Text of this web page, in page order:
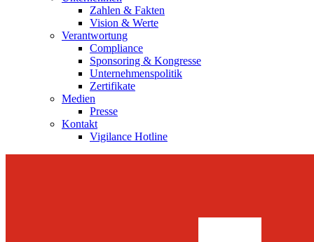
Zahlen & Fakten
Vision & Werte
Verantwortung
Compliance
Sponsoring & Kongresse
Unternehmenspolitik
Zertifikate
Medien
Presse
Kontakt
Vigilance Hotline